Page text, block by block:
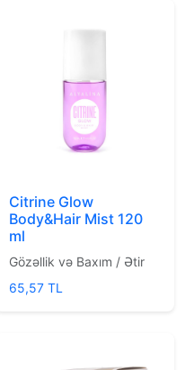
Citrine Glow
Body&Hair Mist 120
ml
Gözəllik və Baxım / Ətir
65,57 TL